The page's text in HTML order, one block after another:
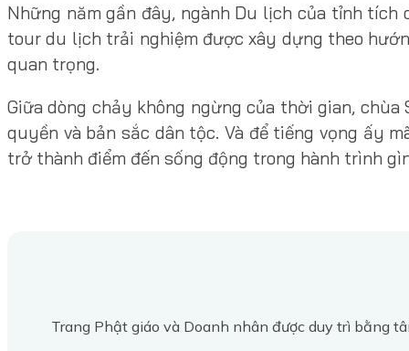
Những năm gần đây, ngành Du lịch của tỉnh
tour du lịch trải nghiệm được xây dựng theo
quan trọng.
Giữa dòng chảy không ngừng của thời gian,
quyền và bản sắc dân tộc. Và để tiếng vọng ấy
trở thành điểm đến sống động trong hành trình
Trang Phật giáo và Doanh nhân được duy trì bằng